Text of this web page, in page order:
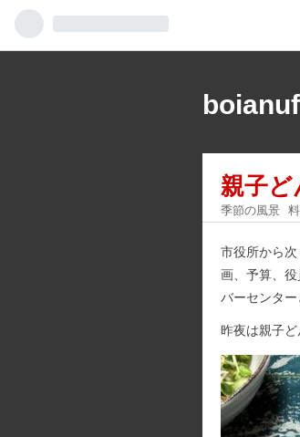
boianuf
親子ど
季節の風景
市役所から
画、予算、
バーセンタ
昨夜は親子ど